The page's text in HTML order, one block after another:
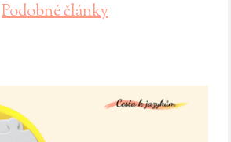
Podobné články